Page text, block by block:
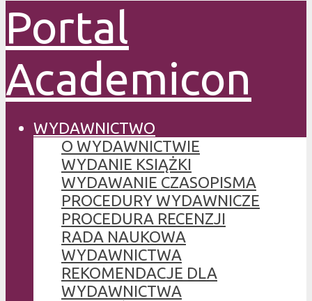
Portal
Academicon
WYDAWNICTWO
O WYDAWNICTWIE
WYDANIE KSIĄŻKI
WYDAWANIE CZASOPISMA
PROCEDURY WYDAWNICZE
PROCEDURA RECENZJI
RADA NAUKOWA
WYDAWNICTWA
REKOMENDACJE DLA
WYDAWNICTWA